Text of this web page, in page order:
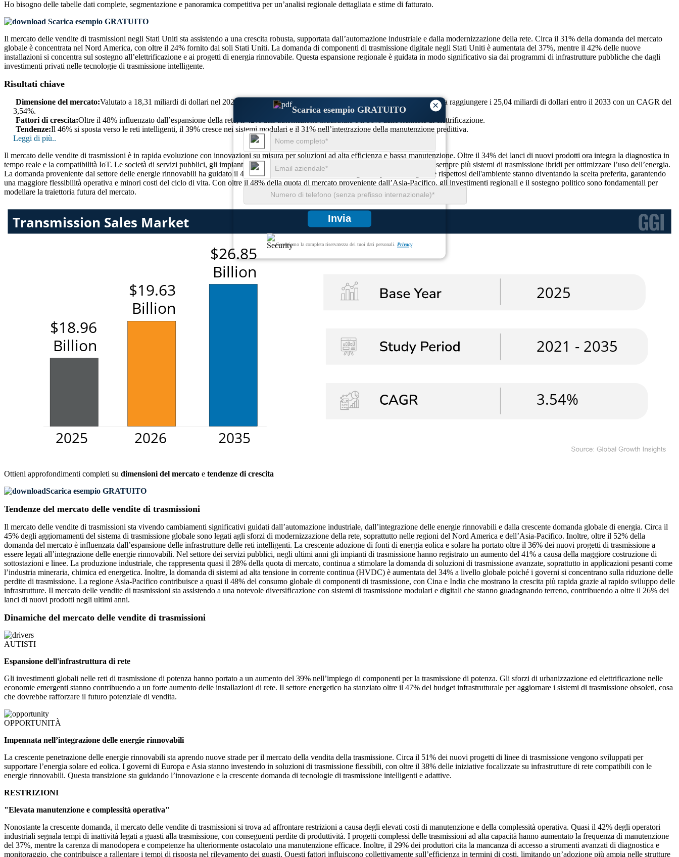
×
Scarica esempio GRATUITO
Invia
Garantiamo la completa riservatezza dei tuoi dati personali. Privacy
Ho bisogno delle tabelle dati complete, segmentazione e panoramica competitiva per un’analisi regionale dettagliata e stime di fatturato.
Scarica esempio GRATUITO
Il mercato delle vendite di trasmissioni negli Stati Uniti sta assistendo a una crescita robusta, supportata dall’automazione industriale e dalla modernizzazione della rete. Circa il 31% della domanda del mercato
globale è concentrata nel Nord America, con oltre il 24% fornito dai soli Stati Uniti. La domanda di componenti di trasmissione digitale negli Stati Uniti è aumentata del 37%, mentre il 42% delle nuove
installazioni si concentra sul sostegno all’elettrificazione e ai progetti di energia rinnovabile. Questa espansione regionale è guidata in modo significativo sia dai programmi di infrastrutture pubbliche che dagli
investimenti privati ​​nelle tecnologie di trasmissione intelligente.
Risultati chiave
Dimensione del mercato:Valutato a 18,31 miliardi di dollari nel 2024, si prevede che toccherà i 18,96 miliardi di dollari nel 2025 fino a raggiungere i 25,04 miliardi di dollari entro il 2033 con un CAGR del
3,54%.
Fattori di crescita:Oltre il 48% influenzato dall’espansione della rete, il 42% dall’automazione industriale e il 36% dalle richieste di elettrificazione.
Tendenze:Il 46% si sposta verso le reti intelligenti, il 39% cresce nei sistemi modulari e il 31% nell’integrazione della manutenzione predittiva.
Leggi di più..
Il mercato delle vendite di trasmissioni è in rapida evoluzione con innovazioni su misura per soluzioni ad alta efficienza e bassa manutenzione. Oltre il 34% dei lanci di nuovi prodotti ora integra la diagnostica in
tempo reale e la compatibilità IoT. Le società di servizi pubblici, gli impianti industriali e i produttori di veicoli elettrici stanno adottando sempre più sistemi di trasmissione ibridi per ottimizzare l’uso dell’energia.
La domanda proveniente dal settore delle energie rinnovabili ha guidato il 42% delle installazioni recenti. I design compatti, intelligenti e rispettosi dell'ambiente stanno diventando la scelta preferita, garantendo
una maggiore flessibilità operativa e minori costi del ciclo di vita. Con oltre il 48% della quota di mercato proveniente dall’Asia-Pacifico, gli investimenti regionali e il sostegno politico sono fondamentali per
modellare la traiettoria futura del mercato.
Ottieni approfondimenti completi su dimensioni del mercato e tendenze di crescita
Scarica esempio GRATUITO
Tendenze del mercato delle vendite di trasmissioni
Il mercato delle vendite di trasmissioni sta vivendo cambiamenti significativi guidati dall’automazione industriale, dall’integrazione delle energie rinnovabili e dalla crescente domanda globale di energia. Circa il
45% degli aggiornamenti del sistema di trasmissione globale sono legati agli sforzi di modernizzazione della rete, soprattutto nelle regioni del Nord America e dell’Asia-Pacifico. Inoltre, oltre il 52% della
domanda del mercato è influenzata dall’espansione delle infrastrutture delle reti intelligenti. La crescente adozione di fonti di energia eolica e solare ha portato oltre il 36% dei nuovi progetti di trasmissione a
essere legati all’integrazione delle energie rinnovabili. Nel settore dei servizi pubblici, negli ultimi anni gli impianti di trasmissione hanno registrato un aumento del 41% a causa della maggiore costruzione di
sottostazioni e linee. La produzione industriale, che rappresenta quasi il 28% della quota di mercato, continua a stimolare la domanda di soluzioni di trasmissione avanzate, soprattutto in applicazioni pesanti come
l’industria mineraria, chimica ed energetica. Inoltre, la domanda di sistemi ad alta tensione in corrente continua (HVDC) è aumentata del 34% a livello globale poiché i governi si concentrano sulla riduzione delle
perdite di trasmissione. La regione Asia-Pacifico contribuisce a quasi il 48% del consumo globale di componenti di trasmissione, con Cina e India che mostrano la crescita più rapida grazie al rapido sviluppo delle
infrastrutture. Il mercato delle vendite di trasmissioni sta assistendo a una notevole diversificazione con sistemi di trasmissione modulari e digitali che stanno guadagnando terreno, contribuendo a oltre il 26% dei
lanci di nuovi prodotti negli ultimi anni.
Dinamiche del mercato delle vendite di trasmissioni
AUTISTI
Espansione dell'infrastruttura di rete
Gli investimenti globali nelle reti di trasmissione di potenza hanno portato a un aumento del 39% nell’impiego di componenti per la trasmissione di potenza. Gli sforzi di urbanizzazione ed elettrificazione nelle
economie emergenti stanno contribuendo a un forte aumento delle installazioni di rete. Il settore energetico ha stanziato oltre il 47% del budget infrastrutturale per aggiornare i sistemi di trasmissione obsoleti, cosa
che dovrebbe rafforzare il futuro potenziale di vendita.
OPPORTUNITÀ
Impennata nell’integrazione delle energie rinnovabili
La crescente penetrazione delle energie rinnovabili sta aprendo nuove strade per il mercato della vendita della trasmissione. Circa il 51% dei nuovi progetti di linee di trasmissione vengono sviluppati per
supportare l’energia solare ed eolica. I governi di Europa e Asia stanno investendo in soluzioni di trasmissione flessibili, con oltre il 38% delle iniziative focalizzate su infrastrutture di rete compatibili con le
energie rinnovabili. Questa transizione sta guidando l’innovazione e la crescente domanda di tecnologie di trasmissione intelligenti e adattive.
RESTRIZIONI
"Elevata manutenzione e complessità operativa"
Nonostante la crescente domanda, il mercato delle vendite di trasmissioni si trova ad affrontare restrizioni a causa degli elevati costi di manutenzione e della complessità operativa. Quasi il 42% degli operatori
industriali segnala tempi di inattività legati a guasti alla trasmissione, con conseguenti perdite di produttività. I progetti complessi delle trasmissioni ad alta capacità hanno aumentato la frequenza di manutenzione
del 37%, mentre la carenza di manodopera e competenze ha ulteriormente ostacolato una manutenzione efficace. Inoltre, il 29% dei produttori cita la mancanza di accesso a strumenti avanzati di diagnostica e
monitoraggio, che contribuisce a rallentare i tempi di risposta nel rilevamento dei guasti. Questi fattori influiscono collettivamente sull’efficienza in termini di costi, limitando un’adozione più ampia nelle strutture